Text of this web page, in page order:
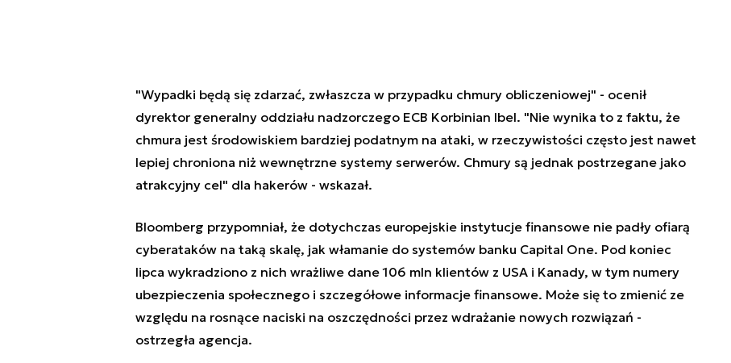
"Wypadki będą się zdarzać, zwłaszcza w przypadku chmury obliczeniowej" - ocenił
dyrektor generalny oddziału nadzorczego ECB Korbinian Ibel. "Nie wynika to z faktu, że
chmura jest środowiskiem bardziej podatnym na ataki, w rzeczywistości często jest nawet
lepiej chroniona niż wewnętrzne systemy serwerów. Chmury są jednak postrzegane jako
atrakcyjny cel" dla hakerów - wskazał.
Bloomberg przypomniał, że dotychczas europejskie instytucje finansowe nie padły ofiarą
cyberataków na taką skalę, jak włamanie do systemów banku Capital One. Pod koniec
lipca wykradziono z nich wrażliwe dane 106 mln klientów z USA i Kanady, w tym numery
ubezpieczenia społecznego i szczegółowe informacje finansowe. Może się to zmienić ze
względu na rosnące naciski na oszczędności przez wdrażanie nowych rozwiązań -
ostrzegła agencja.